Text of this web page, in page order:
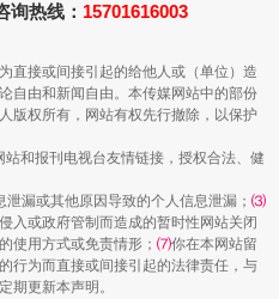
热线： 15701616003
直接或间接引起的给他人或（单位）造
自由和新闻自由。本传媒网站中的部份
版权所有，网站有权先行撤除，以保护
和报刊电视台友情链接，授权合法、健
泄漏或其他原因导致的个人信息泄漏； ⑶
入或政府管制而造成的暂时性网站关闭
使用方式或免责情形； ⑺你在本网站留
行为而直接或间接引起的法律责任，与
期更新本声明。